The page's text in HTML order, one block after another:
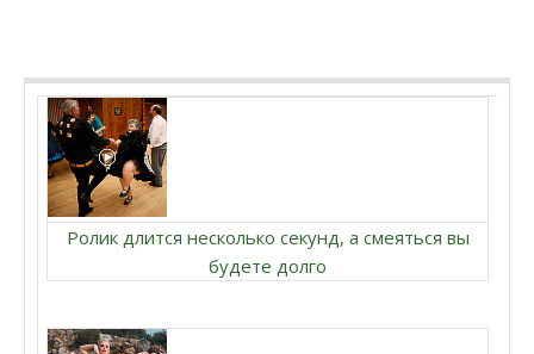
Ролик длится несколько секунд, а смеяться вы
будете долго